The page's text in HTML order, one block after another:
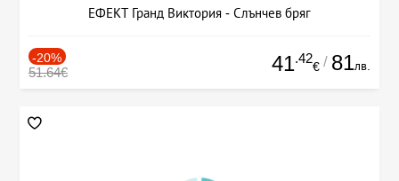
ЕФЕКТ Гранд Виктория - Слънчев бряг
-20%
51.64€ 41.42
€ / 81лв.